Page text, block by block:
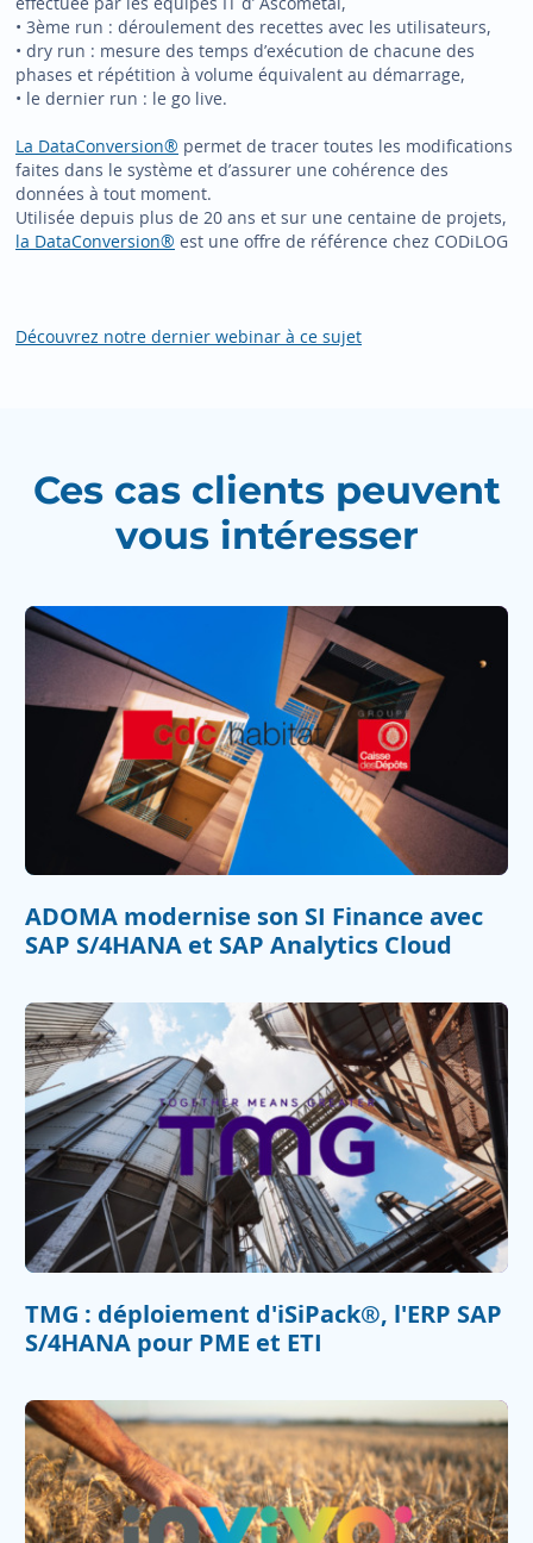
• 3ème run : déroulement des recettes avec les utilisateurs,
• dry run : mesure des temps d’exécution de chacune des
phases et répétition à volume équivalent au démarrage,
• le dernier run : le go live.
La DataConversion® permet de tracer toutes les modifications
faites dans le système et d’assurer une cohérence des
données à tout moment.
Utilisée depuis plus de 20 ans et sur une centaine de projets,
la DataConversion® est une offre de référence chez CODiLOG
Découvrez notre dernier webinar à ce sujet
Ces cas clients peuvent
vous intéresser
ADOMA modernise son SI Finance avec
SAP S/4HANA et SAP Analytics Cloud
TMG : déploiement d'iSiPack®, l'ERP SAP
S/4HANA pour PME et ETI